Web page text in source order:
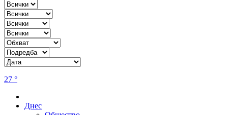
27 °
Днес